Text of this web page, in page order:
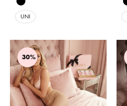
UNI
30%